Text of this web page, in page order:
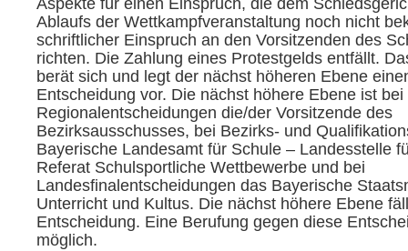
Aspekte für einen Einspruch, die dem
Ablaufs der Wettkampfveranstaltung noch nicht
schriftlicher Einspruch an den Vorsitzenden des
richten. Die Zahlung eines Protestgelds entfällt.
berät sich und legt der nächst höheren Ebene
Entscheidung vor. Die nächst höhere Ebene ist
Regionalentscheidungen die/der Vorsitzende des
Bezirksausschusses, bei Bezirks- und
Bayerische Landesamt für Schule – Landesstelle
Referat Schulsportliche Wettbewerbe und bei
Landesfinalentscheidungen das Bayerische
Unterricht und Kultus. Die nächst höhere Ebene
Entscheidung. Eine Berufung gegen diese
möglich.